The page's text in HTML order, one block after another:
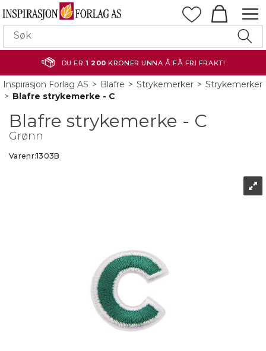
DU ER1 200 KRONER UNNA Å FÅ FRI FRAKT!
Inspirasjon Forlag AS> Blafre>Strykemerker>Strykemerker
>Blafre strykemerke - C
Blafre strykemerke - C
Grønn
Varenr:1303B